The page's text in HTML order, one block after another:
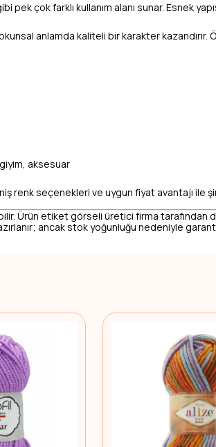
çok farklı kullanım alanı sunar. Esnek
anlamda kaliteli bir karakter kazandırır.
aksesuar
renk seçenekleri ve uygun fiyat avantajı ile
Ürün etiket görseli üretici firma
ancak stok yoğunluğu nedeniyle